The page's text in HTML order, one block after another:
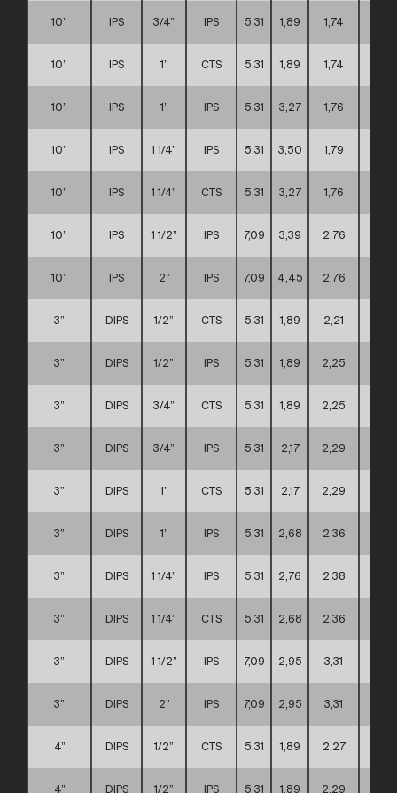
10” IPS 3/4” IPS 5,31 1,89 1,74
10” IPS 1” CTS 5,31 1,89 1,74
10” IPS 1” IPS 5,31 3,27 1,76
10” IPS 1 1/4” IPS 5,31 3,50 1,79
10” IPS 1 1/4” CTS 5,31 3,27 1,76
10” IPS 1 1/2” IPS 7,09 3,39 2,76
10” IPS 2” IPS 7,09 4,45 2,76
3” DIPS 1/2” CTS 5,31 1,89 2,21
3” DIPS 1/2” IPS 5,31 1,89 2,25
3” DIPS 3/4” CTS 5,31 1,89 2,25
3” DIPS 3/4” IPS 5,31 2,17 2,29
3” DIPS 1” CTS 5,31 2,17 2,29
3” DIPS 1” IPS 5,31 2,68 2,36
3” DIPS 1 1/4” IPS 5,31 2,76 2,38
3” DIPS 1 1/4” CTS 5,31 2,68 2,36
3” DIPS 1 1/2” IPS 7,09 2,95 3,31
3” DIPS 2” IPS 7,09 2,95 3,31
4” DIPS 1/2” CTS 5,31 1,89 2,27
4” DIPS 1/2” IPS 5,31 1,89 2,29